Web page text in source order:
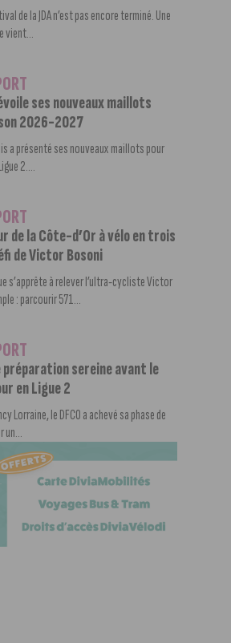
de la JDA n’est pas encore terminé. Une
vient...
ses nouveaux maillots
2026-2027
a présenté ses nouveaux maillots pour
2....
de la Côte-d’Or à vélo en trois
de Victor Bosoni
s’apprête à relever l’ultra-cycliste Victor
: parcourir 571...
préparation sereine avant le
en Ligue 2
Lorraine, le DFCO a achevé sa phase de
un...